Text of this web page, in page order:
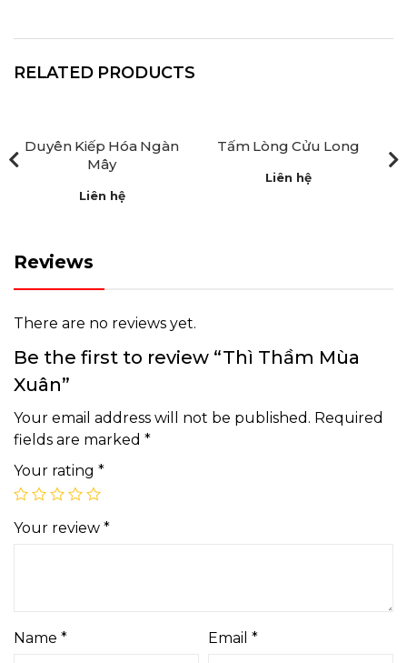
RELATED PRODUCTS
Duyên Kiếp Hóa Ngàn
Mây
Liên hệ
Tấm Lòng Cửu Long
Liên hệ
Reviews
There are no reviews yet.
Be the first to review “Thì Thầm Mùa
Xuân”
Your email address will not be published. Required
fields are marked *
Your rating *
Your review *
Name * Email *